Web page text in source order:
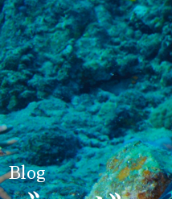
Blog